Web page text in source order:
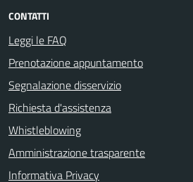
CONTATTI
Leggi le FAQ
Prenotazione appuntamento
Segnalazione disservizio
Richiesta d'assistenza
Whistleblowing
Amministrazione trasparente
Informativa Privacy